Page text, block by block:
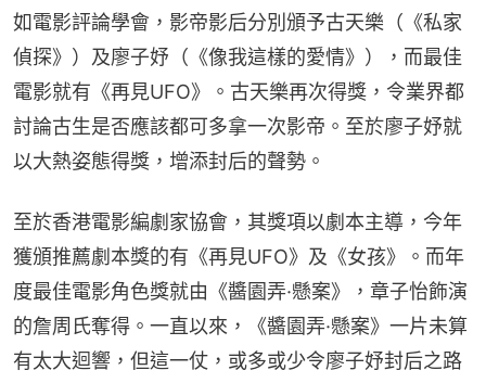
如電影評論學會，影帝影后分別頒予古天樂（《私家
偵探》）及廖子妤（《像我這樣的愛情》），而最佳
電影就有《再見UFO》。古天樂再次得獎，令業界都
討論古生是否應該都可多拿一次影帝。至於廖子妤就
以大熱姿態得獎，增添封后的聲勢。
至於香港電影編劇家協會，其獎項以劇本主導，今年
獲頒推薦劇本獎的有《再見UFO》及《女孩》。而年
度最佳電影角色獎就由《醬園弄·懸案》，章子怡飾演
的詹周氏奪得。一直以來，《醬園弄·懸案》一片未算
有太大迴響，但這一仗，或多或少令廖子妤封后之路